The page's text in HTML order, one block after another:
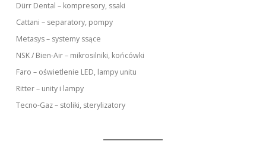
Dürr Dental – kompresory, ssaki
Cattani – separatory, pompy
Metasys – systemy ssące
NSK / Bien-Air – mikrosilniki, końcówki
Faro – oświetlenie LED, lampy unitu
Ritter – unity i lampy
Tecno-Gaz – stoliki, sterylizatory